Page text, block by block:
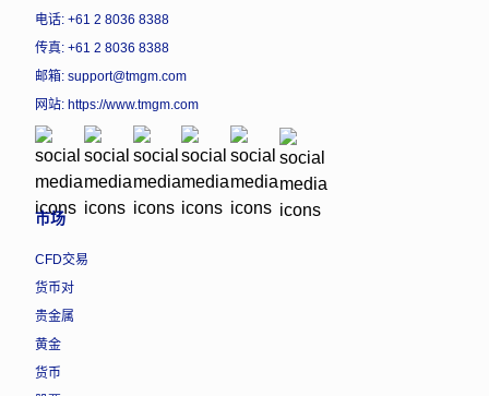
电话: +61 2 8036 8388
传真: +61 2 8036 8388
邮箱: support@tmgm.com
网站: https://www.tmgm.com
市场
CFD交易
货币对
贵金属
黄金
货币